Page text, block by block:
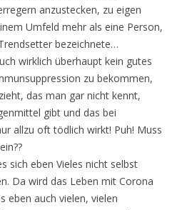
anzustecken, zu eigen
Umfeld mehr als eine Person,
bezeichnete…
wirklich überhaupt kein gutes
zu bekommen,
das man gar nicht kennt,
gibt und das bei
allzu oft tödlich wirkt! Puh! Muss
sich eben Vieles nicht selbst
Da wird das Leben mit Corona
eben auch vielen, vielen